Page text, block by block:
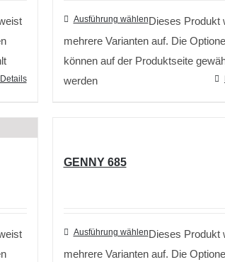
Details
Ausführung wählenDieses Produkt
mehrere Varianten auf. Die
können auf der Produktseite
werden
GENNY 685
Ausführung wählenDieses Produkt
mehrere Varianten auf. Die